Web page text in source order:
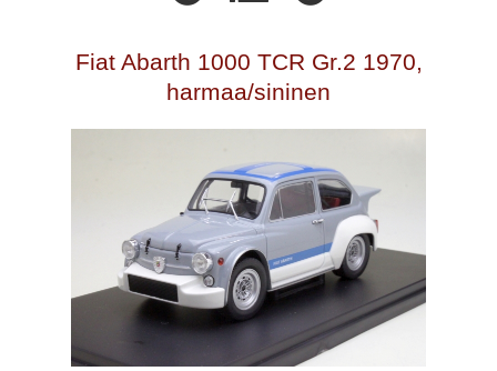
Fiat Abarth 1000 TCR Gr.2 1970,
harmaa/sininen